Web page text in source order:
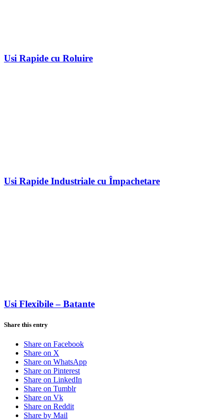
Usi Rapide cu Roluire
Usi Rapide Industriale cu Împachetare
Usi Flexibile – Batante
Share this entry
Share on Facebook
Share on X
Share on WhatsApp
Share on Pinterest
Share on LinkedIn
Share on Tumblr
Share on Vk
Share on Reddit
Share by Mail